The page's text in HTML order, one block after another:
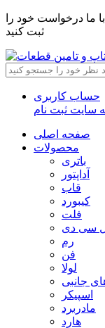
ما درخواست خود را
ثبت کنید
حساب کاربری
سایت ثبت نام
صفحه اصلی
محصولات
باتری
آداپتور
قاب
کیبورد
فلت
سی دی
رم
فن
لولا
جانبی
اسپیکر
مادربرد
هارد